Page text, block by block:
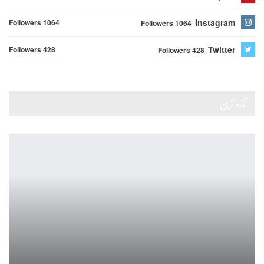
Instagram
Followers 1064
Followers 1064
Twitter
Followers 428
Followers 428